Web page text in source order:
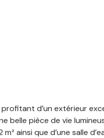
d’un extérieur
belle pièce de vie
ainsi que d’une salle